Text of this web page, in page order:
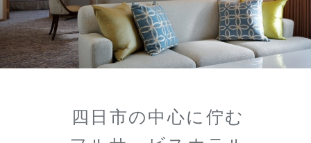
四日市の中心に佇む